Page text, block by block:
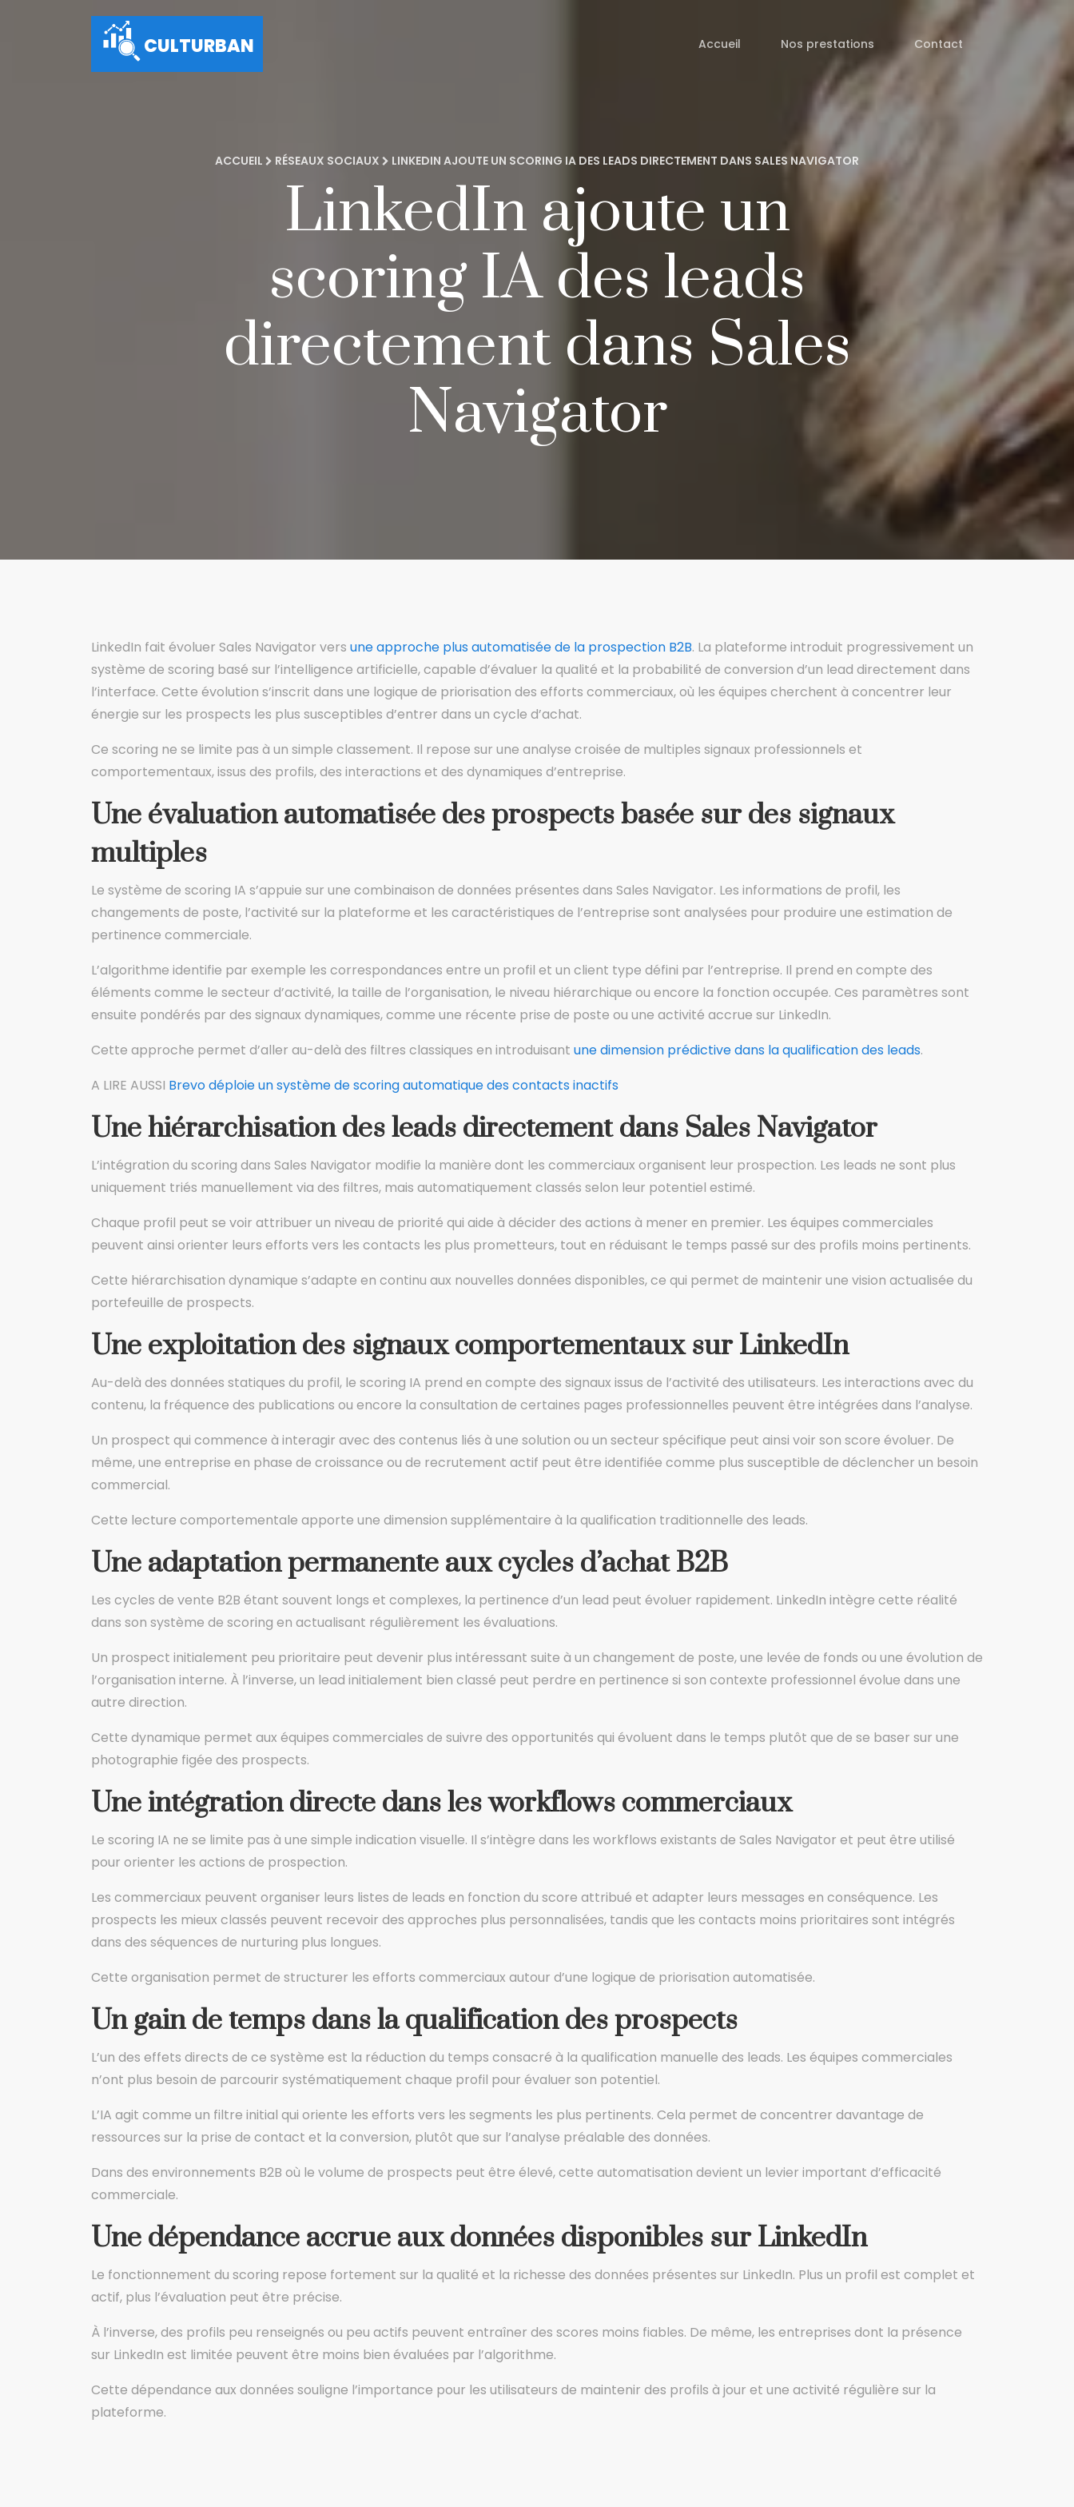
CULTURBAN Accueil Nos prestations Contact
ACCUEIL RÉSEAUX SOCIAUX LINKEDIN AJOUTE UN SCORING IA DES LEADS DIRECTEMENT DANS SALES NAVIGATOR
LinkedIn ajoute un
scoring IA des leads
directement dans Sales
Navigator
LinkedIn fait évoluer Sales Navigator vers une approche plus automatisée de la prospection B2B. La plateforme introduit progressivement un
système de scoring basé sur l’intelligence artificielle, capable d’évaluer la qualité et la probabilité de conversion d’un lead directement dans
l’interface. Cette évolution s’inscrit dans une logique de priorisation des efforts commerciaux, où les équipes cherchent à concentrer leur
énergie sur les prospects les plus susceptibles d’entrer dans un cycle d’achat.
Ce scoring ne se limite pas à un simple classement. Il repose sur une analyse croisée de multiples signaux professionnels et
comportementaux, issus des profils, des interactions et des dynamiques d’entreprise.
Une évaluation automatisée des prospects basée sur des signaux
multiples
Le système de scoring IA s’appuie sur une combinaison de données présentes dans Sales Navigator. Les informations de profil, les
changements de poste, l’activité sur la plateforme et les caractéristiques de l’entreprise sont analysées pour produire une estimation de
pertinence commerciale.
L’algorithme identifie par exemple les correspondances entre un profil et un client type défini par l’entreprise. Il prend en compte des
éléments comme le secteur d’activité, la taille de l’organisation, le niveau hiérarchique ou encore la fonction occupée. Ces paramètres sont
ensuite pondérés par des signaux dynamiques, comme une récente prise de poste ou une activité accrue sur LinkedIn.
Cette approche permet d’aller au-delà des filtres classiques en introduisant une dimension prédictive dans la qualification des leads.
A LIRE AUSSI Brevo déploie un système de scoring automatique des contacts inactifs
Une hiérarchisation des leads directement dans Sales Navigator
L’intégration du scoring dans Sales Navigator modifie la manière dont les commerciaux organisent leur prospection. Les leads ne sont plus
uniquement triés manuellement via des filtres, mais automatiquement classés selon leur potentiel estimé.
Chaque profil peut se voir attribuer un niveau de priorité qui aide à décider des actions à mener en premier. Les équipes commerciales
peuvent ainsi orienter leurs efforts vers les contacts les plus prometteurs, tout en réduisant le temps passé sur des profils moins pertinents.
Cette hiérarchisation dynamique s’adapte en continu aux nouvelles données disponibles, ce qui permet de maintenir une vision actualisée du
portefeuille de prospects.
Une exploitation des signaux comportementaux sur LinkedIn
Au-delà des données statiques du profil, le scoring IA prend en compte des signaux issus de l’activité des utilisateurs. Les interactions avec du
contenu, la fréquence des publications ou encore la consultation de certaines pages professionnelles peuvent être intégrées dans l’analyse.
Un prospect qui commence à interagir avec des contenus liés à une solution ou un secteur spécifique peut ainsi voir son score évoluer. De
même, une entreprise en phase de croissance ou de recrutement actif peut être identifiée comme plus susceptible de déclencher un besoin
commercial.
Cette lecture comportementale apporte une dimension supplémentaire à la qualification traditionnelle des leads.
Une adaptation permanente aux cycles d’achat B2B
Les cycles de vente B2B étant souvent longs et complexes, la pertinence d’un lead peut évoluer rapidement. LinkedIn intègre cette réalité
dans son système de scoring en actualisant régulièrement les évaluations.
Un prospect initialement peu prioritaire peut devenir plus intéressant suite à un changement de poste, une levée de fonds ou une évolution de
l’organisation interne. À l’inverse, un lead initialement bien classé peut perdre en pertinence si son contexte professionnel évolue dans une
autre direction.
Cette dynamique permet aux équipes commerciales de suivre des opportunités qui évoluent dans le temps plutôt que de se baser sur une
photographie figée des prospects.
Une intégration directe dans les workflows commerciaux
Le scoring IA ne se limite pas à une simple indication visuelle. Il s’intègre dans les workflows existants de Sales Navigator et peut être utilisé
pour orienter les actions de prospection.
Les commerciaux peuvent organiser leurs listes de leads en fonction du score attribué et adapter leurs messages en conséquence. Les
prospects les mieux classés peuvent recevoir des approches plus personnalisées, tandis que les contacts moins prioritaires sont intégrés
dans des séquences de nurturing plus longues.
Cette organisation permet de structurer les efforts commerciaux autour d’une logique de priorisation automatisée.
Un gain de temps dans la qualification des prospects
L’un des effets directs de ce système est la réduction du temps consacré à la qualification manuelle des leads. Les équipes commerciales
n’ont plus besoin de parcourir systématiquement chaque profil pour évaluer son potentiel.
L’IA agit comme un filtre initial qui oriente les efforts vers les segments les plus pertinents. Cela permet de concentrer davantage de
ressources sur la prise de contact et la conversion, plutôt que sur l’analyse préalable des données.
Dans des environnements B2B où le volume de prospects peut être élevé, cette automatisation devient un levier important d’efficacité
commerciale.
Une dépendance accrue aux données disponibles sur LinkedIn
Le fonctionnement du scoring repose fortement sur la qualité et la richesse des données présentes sur LinkedIn. Plus un profil est complet et
actif, plus l’évaluation peut être précise.
À l’inverse, des profils peu renseignés ou peu actifs peuvent entraîner des scores moins fiables. De même, les entreprises dont la présence
sur LinkedIn est limitée peuvent être moins bien évaluées par l’algorithme.
Cette dépendance aux données souligne l’importance pour les utilisateurs de maintenir des profils à jour et une activité régulière sur la
plateforme.